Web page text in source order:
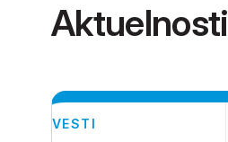
Aktuelnosti
VESTI